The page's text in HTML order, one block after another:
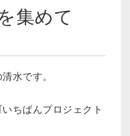
集めて
水です。
ちばんプロジェクト